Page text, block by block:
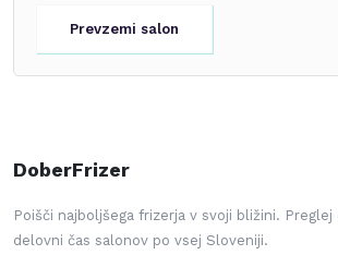
Prevzemi salon
DoberFrizer
Poišči najboljšega frizerja v svoji bližini.
delovni čas salonov po vsej Sloveniji.